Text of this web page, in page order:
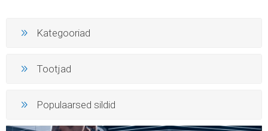
Kategooriad
Tootjad
Populaarsed sildid